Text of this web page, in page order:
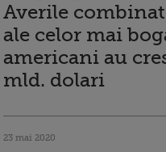
Averile
ale celor mai
americani au
mld. dolari
23 mai 2020